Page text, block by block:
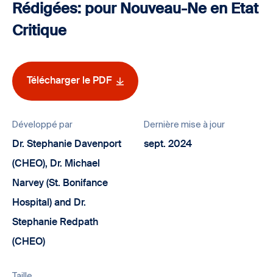
Rédigées: pour Nouveau-Ne en Etat
Critique
Télécharger le PDF
Développé par
Dr. Stephanie Davenport
(CHEO), Dr. Michael
Narvey (St. Bonifance
Hospital) and Dr.
Stephanie Redpath
(CHEO)
Dernière mise à jour
sept. 2024